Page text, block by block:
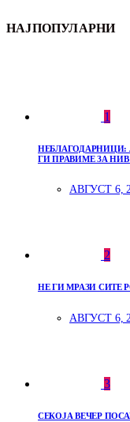
НАЈПОПУЛАРНИ
1
НЕБЛАГОДАРНИЦИ:
ГИ ПРАВИМЕ ЗА
АВГУСТ 6,
2
НЕ ГИ МРАЗИ СИТЕ
АВГУСТ 6,
3
СЕКОЈА ВЕЧЕР